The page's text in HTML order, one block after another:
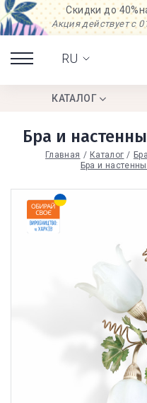
Скидки до 40%
Акция действует с
RU
КАТАЛОГ
Бра и
Главная Каталог
Бра и